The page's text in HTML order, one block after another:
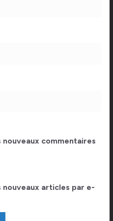
commentaires
articles par e-